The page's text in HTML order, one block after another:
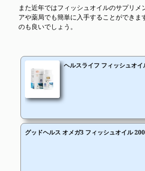
また近年ではフィッシュオイルのサプリメ
アや薬局でも簡単に入手することができま
のも良いでしょう。
ヘルスライフ フィッシュオ
グッドヘルス オメガ3 フィッシュオイル